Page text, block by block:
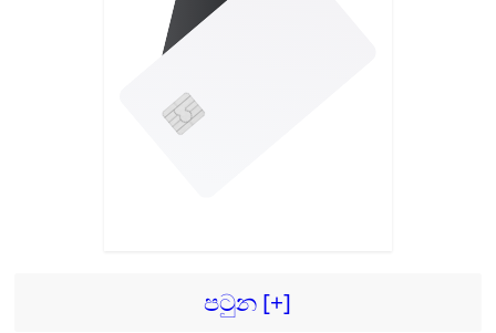
පටුන [+]